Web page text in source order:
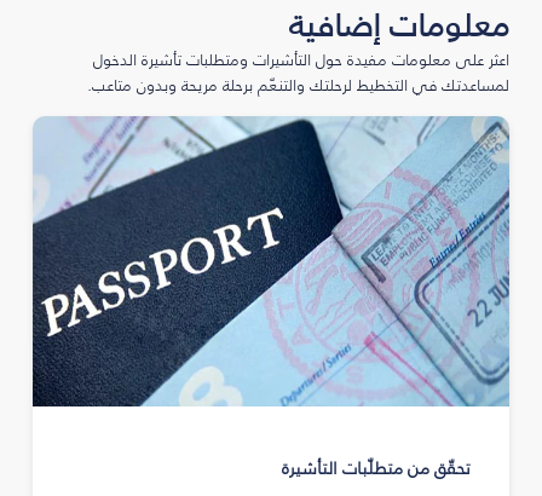
معلومات إضافية
اعثر على معلومات مفيدة حول التأشيرات ومتطلبات تأشيرة الدخول
لمساعدتك في التخطيط لرحلتك والتنعّم برحلة مريحة وبدون متاعب.
تحقّق من متطلّبات التأشيرة